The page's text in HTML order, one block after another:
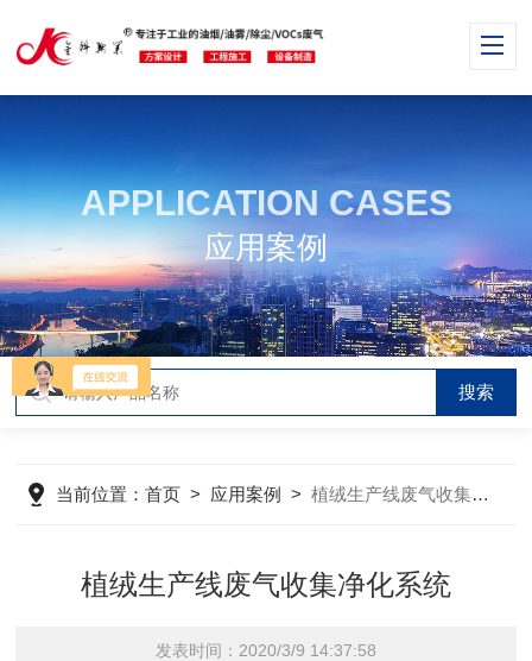
APPLICATION CASES
应用案例
当前位置：首页 > 应用案例 >植绒生产线废气收集净化系统
植绒生产线废气收集净化系统
发表时间：2020/3/9 14:37:58